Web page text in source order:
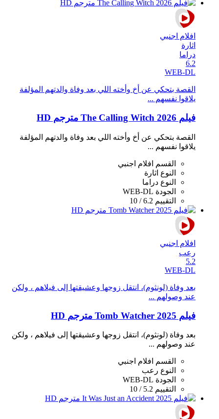
افلام اجنبي
اثارة
دراما
6.2
WEB-DL
القصة بتحكي عن أخ وأخته اللي بعد وفاة والدتهم المؤلفة
يلاقوا نفسهم ...
فيلم The Calling Witch 2026 مترجم HD
القصة بتحكي عن أخ وأخته اللي بعد وفاة والدتهم المؤلفة
يلاقوا نفسهم ...
القسم
افلام اجنبي
النوع اثارة
النوع دراما
الجودة WEB-DL
التقييم 6.2 / 10
افلام اجنبي
رعب
5.2
WEB-DL
بعد وفاة (لونثوم)، انتقل زوجها وعشيقتها إلى فيلاهم ، ولكن
عند وصولهم ...
فيلم Tomb Watcher 2025 مترجم HD
بعد وفاة (لونثوم)، انتقل زوجها وعشيقتها إلى فيلاهم ، ولكن
عند وصولهم ...
القسم
افلام اجنبي
النوع رعب
الجودة WEB-DL
التقييم 5.2 / 10